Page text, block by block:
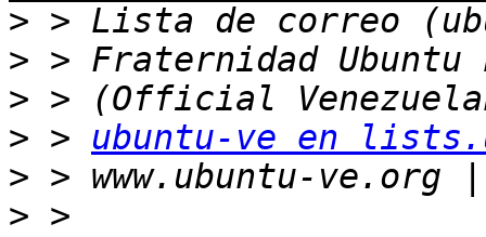
>
>
>
> > ubuntu-ve en
>
> >